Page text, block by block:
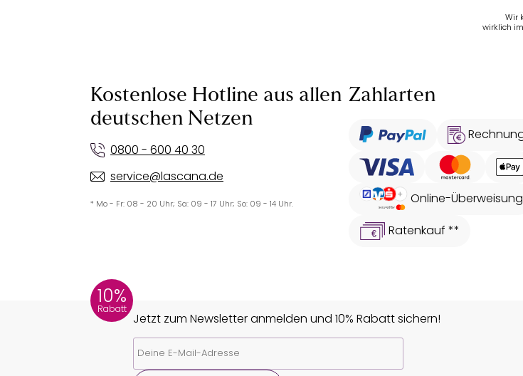
Wir
wirklich
Kostenlose Hotline aus allen
deutschen Netzen
0800 - 600 40 30
service@lascana.de
* Mo - Fr: 08 - 20 Uhr; Sa: 09 - 17 Uhr; So: 09 - 14 Uhr.
Zahlarten
Online-Überweisung
Ratenkauf **
10%
Rabatt
Jetzt zum Newsletter anmelden und 10% Rabatt sichern!